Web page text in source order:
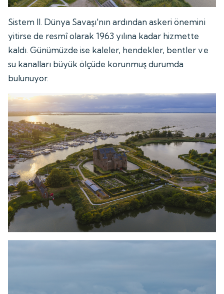
Sistem II. Dünya Savaşı'nın ardından askeri önemini
yitirse de resmî olarak 1963 yılına kadar hizmette
kaldı. Günümüzde ise kaleler, hendekler, bentler ve
su kanalları büyük ölçüde korunmuş durumda
bulunuyor.